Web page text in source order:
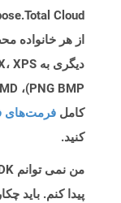
از هر خانواده
کامل فرمت‌های
کنید.
پیدا کنم. باید